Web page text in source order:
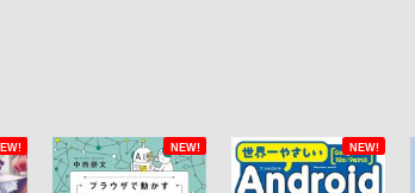
NEW! NEW!